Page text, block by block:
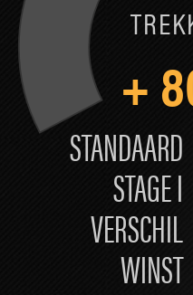
+
STANDAARD
STAGE I
VERSCHIL
WINST